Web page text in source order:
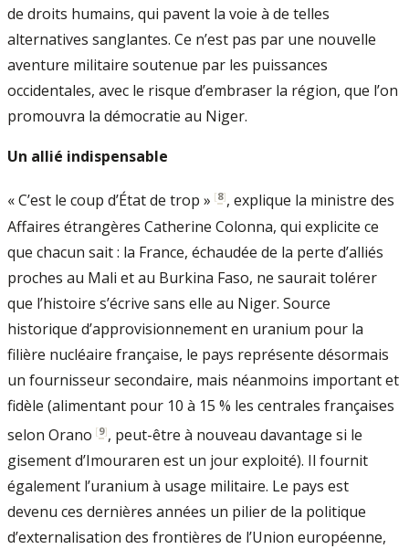
de droits humains, qui pavent la voie à de telles
alternatives sanglantes. Ce n’est pas par une nouvelle
aventure militaire soutenue par les puissances
occidentales, avec le risque d’embraser la région, que l’on
promouvra la démocratie au Niger.
Un allié indispensable
« C’est le coup d’État de trop » [8], explique la ministre des
Affaires étrangères Catherine Colonna, qui explicite ce
que chacun sait : la France, échaudée de la perte d’alliés
proches au Mali et au Burkina Faso, ne saurait tolérer
que l’histoire s’écrive sans elle au Niger. Source
historique d’approvisionnement en uranium pour la
filière nucléaire française, le pays représente désormais
un fournisseur secondaire, mais néanmoins important et
fidèle (alimentant pour 10 à 15 % les centrales françaises
selon Orano [9], peut-être à nouveau davantage si le
gisement d’Imouraren est un jour exploité). Il fournit
également l’uranium à usage militaire. Le pays est
devenu ces dernières années un pilier de la politique
d’externalisation des frontières de l’Union européenne,